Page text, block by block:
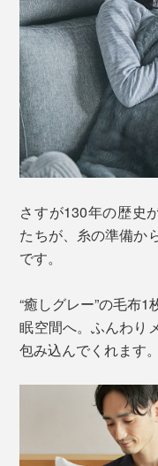
さすが130年の歴史
たちが、糸の準備か
です。
“癒しグレー”の毛布
眠空間へ。ふんわり
包み込んでくれます。